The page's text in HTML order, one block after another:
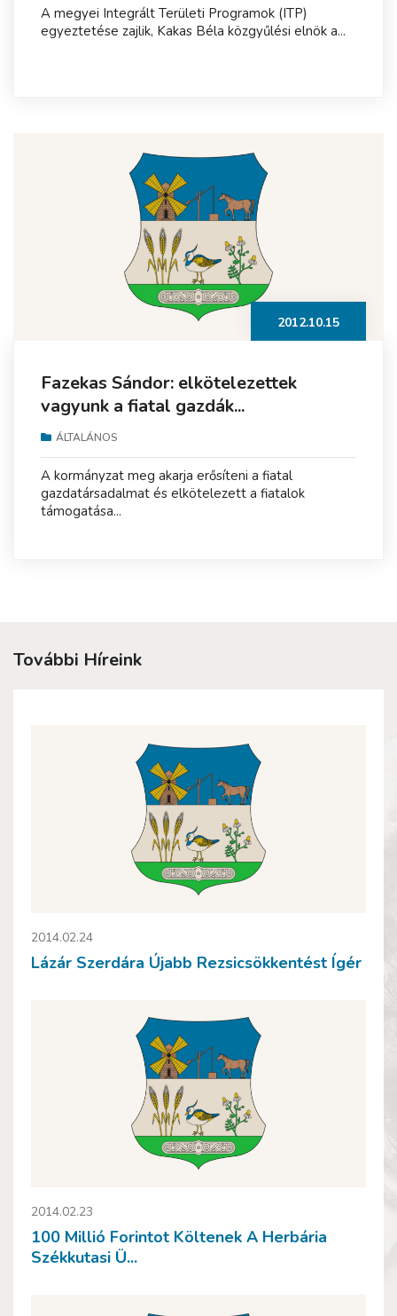
A megyei Integrált Területi Programok (ITP)
egyeztetése zajlik, Kakas Béla közgyűlési elnök a...
2012.10.15
Fazekas Sándor: elkötelezettek
vagyunk a fiatal gazdák...
ÁLTALÁNOS
A kormányzat meg akarja erősíteni a fiatal
gazdatársadalmat és elkötelezett a fiatalok
támogatása...
További Híreink
2014.02.24
Lázár Szerdára Újabb Rezsicsökkentést Ígér
2014.02.23
100 Millió Forintot Költenek A Herbária
Székkutasi Ü...